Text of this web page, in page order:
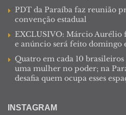
PDT da Paraíba faz reunião
convenção estadual
EXCLUSIVO: Márcio Aurélio
e anúncio será feito domingo
Quatro em cada 10
uma mulher no poder; na
desafia quem ocupa esses
INSTAGRAM